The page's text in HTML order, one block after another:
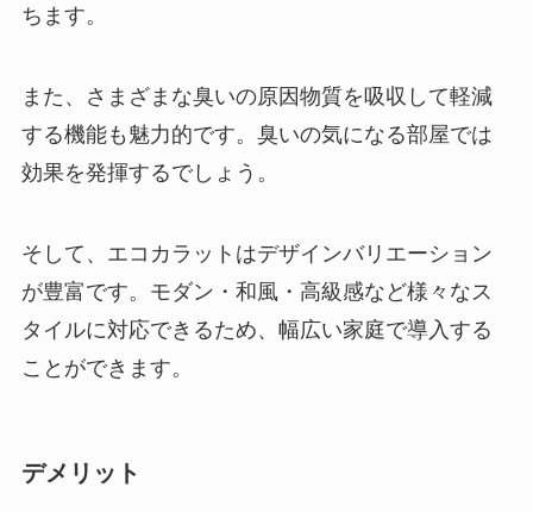
ちます。
また、さまざまな臭いの原因物質を吸収して軽減
する機能も魅力的です。臭いの気になる部屋では
効果を発揮するでしょう。
そして、エコカラットはデザインバリエーション
が豊富です。モダン・和風・高級感など様々なス
タイルに対応できるため、幅広い家庭で導入する
ことができます。
デメリット